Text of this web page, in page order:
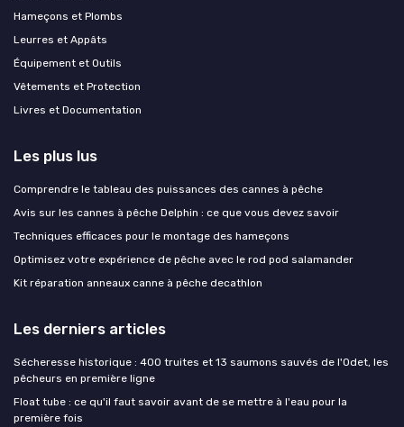
Hameçons et Plombs
Leurres et Appâts
Équipement et Outils
Vêtements et Protection
Livres et Documentation
Les plus lus
Comprendre le tableau des puissances des cannes à pêche
Avis sur les cannes à pêche Delphin : ce que vous devez savoir
Techniques efficaces pour le montage des hameçons
Optimisez votre expérience de pêche avec le rod pod salamander
Kit réparation anneaux canne à pêche decathlon
Les derniers articles
Sécheresse historique : 400 truites et 13 saumons sauvés de l'Odet, les
pêcheurs en première ligne
Float tube : ce qu'il faut savoir avant de se mettre à l'eau pour la
première fois